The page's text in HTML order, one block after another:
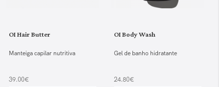
OI Hair Butter
Manteiga capilar nutritiva
39.00€
OI Body Wash
Gel de banho hidratante
24.80€